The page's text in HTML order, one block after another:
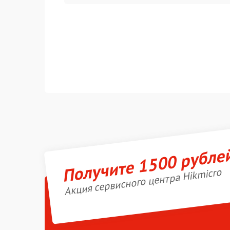
Получите 1500
Акция сервисного центра Hikmicro